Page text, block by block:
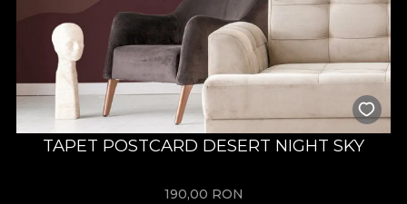
TAPET POSTCARD DESERT NIGHT SKY
190,00 RON